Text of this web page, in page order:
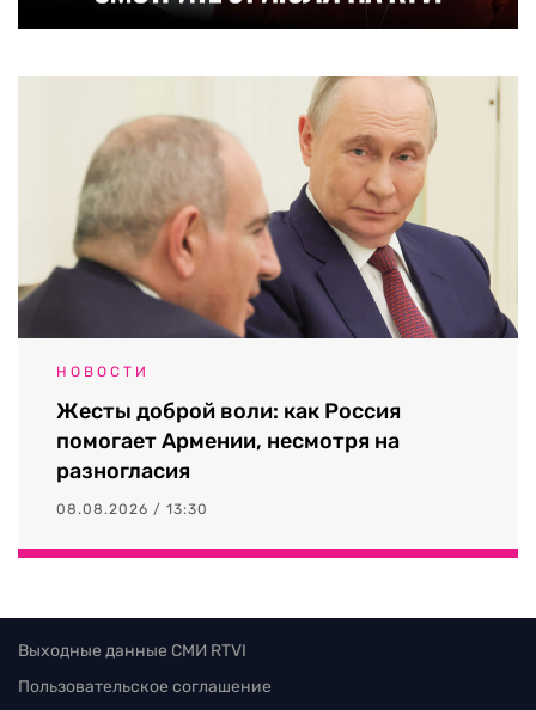
НОВОСТИ
Жесты доброй воли: как Россия
помогает Армении, несмотря на
разногласия
08.08.2026 / 13:30
Выходные данные СМИ RTVI
Пользовательское соглашение